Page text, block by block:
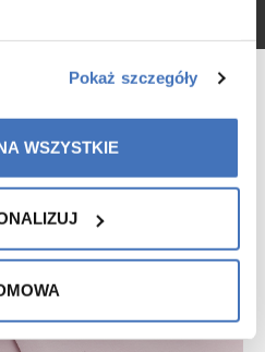
Pokaż szczegóły
WSZYSTKIE